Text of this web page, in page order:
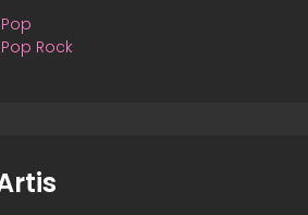
Pop
Pop Rock